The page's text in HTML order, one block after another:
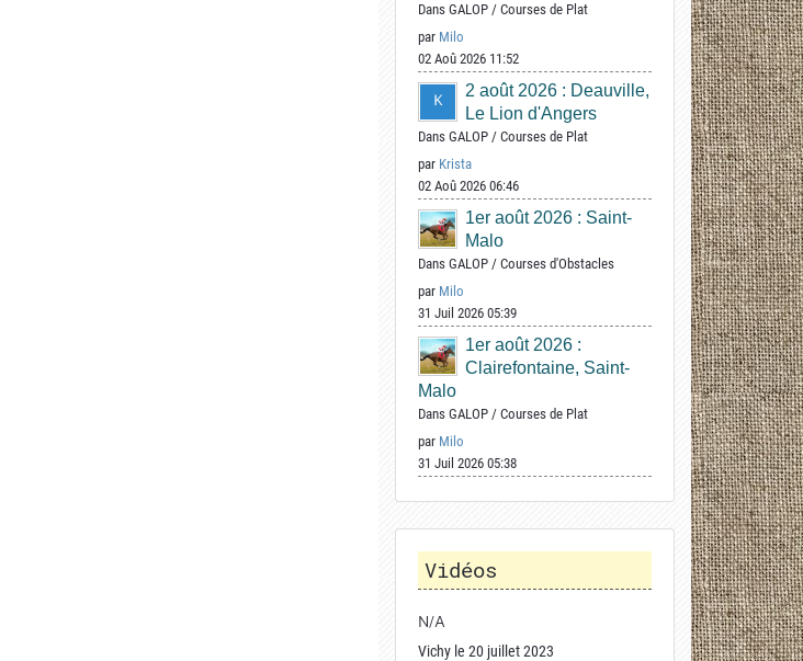
Dans GALOP / Courses de Plat
par Milo
02 Aoû 2026 11:52
2 août 2026 : Deauville,
Le Lion d'Angers
Dans GALOP / Courses de Plat
par Krista
02 Aoû 2026 06:46
1er août 2026 : Saint-
Malo
Dans GALOP / Courses d'Obstacles
par Milo
31 Juil 2026 05:39
1er août 2026 :
Clairefontaine, Saint-
Malo
Dans GALOP / Courses de Plat
par Milo
31 Juil 2026 05:38
Vidéos
N/A
Vichy le 20 juillet 2023